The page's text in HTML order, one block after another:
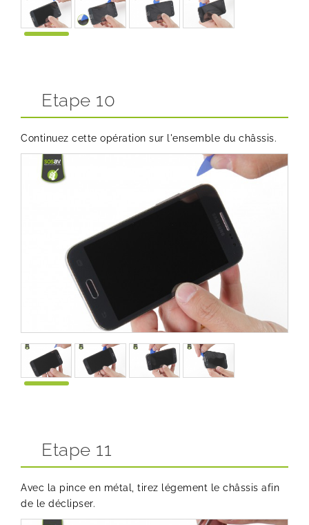
Etape 10
Continuez cette opération sur l'ensemble du châssis.
Etape 11
Avec la pince en métal, tirez légement le châssis afin
de le déclipser.